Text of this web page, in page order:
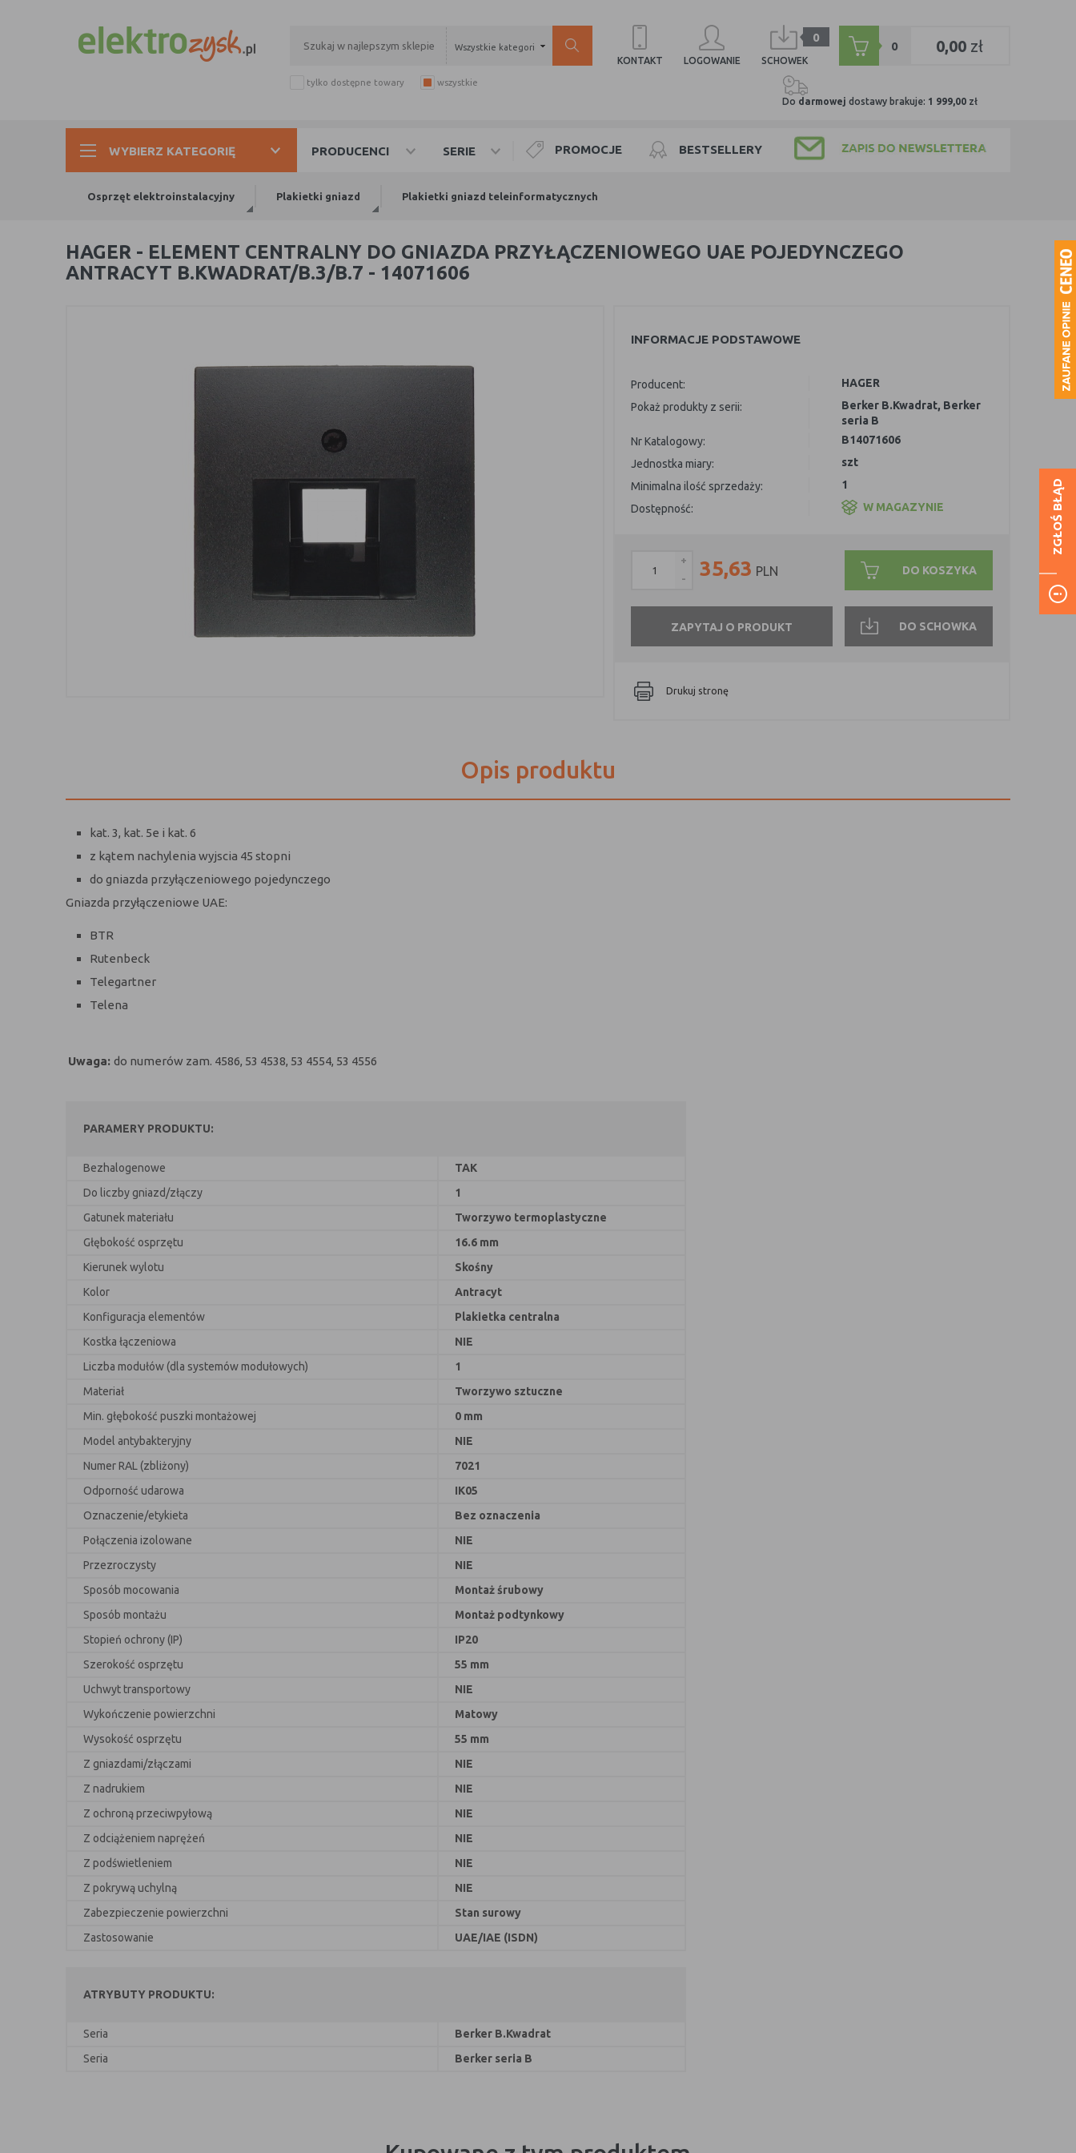
Wszystkie kategorie
tylko dostępne towary wszystkie
KONTAKT LOGOWANIE
0
SCHOWEK
0 0,00 zł
Do darmowej dostawy brakuje: 1 999,00 zł
WYBIERZ KATEGORIĘ PRODUCENCI SERIE PROMOCJE BESTSELLERY
Osprzęt elektroinstalacyjny Plakietki gniazd Plakietki gniazd teleinformatycznych
HAGER - ELEMENT CENTRALNY DO GNIAZDA PRZYŁĄCZENIOWEGO UAE POJEDYNCZEGO
ANTRACYT B.KWADRAT/B.3/B.7 - 14071606
INFORMACJE PODSTAWOWE
Producent:
HAGER
Pokaż produkty z serii:
Berker B.Kwadrat, Berker
seria B
Nr Katalogowy:
B14071606
Jednostka miary:
szt
Minimalna ilość sprzedaży:
1
Dostępność:
W MAGAZYNIE
-
+ 35,63 PLN DO KOSZYKA
ZAPYTAJ O PRODUKT DO SCHOWKA
Drukuj stronę
Opis produktu
kat. 3, kat. 5e i kat. 6
z kątem nachylenia wyjscia 45 stopni
do gniazda przyłączeniowego pojedynczego
Gniazda przyłączeniowe UAE:
BTR
Rutenbeck
Telegartner
Telena
Uwaga: do numerów zam. 4586, 53 4538, 53 4554, 53 4556
PARAMERY PRODUKTU:
Bezhalogenowe
TAK
Do liczby gniazd/złączy
1
Gatunek materiału
Tworzywo termoplastyczne
Głębokość osprzętu
16.6 mm
Kierunek wylotu
Skośny
Kolor
Antracyt
Konfiguracja elementów
Plakietka centralna
Kostka łączeniowa
NIE
Liczba modułów (dla systemów modułowych)
1
Materiał
Tworzywo sztuczne
Min. głębokość puszki montażowej
0 mm
Model antybakteryjny
NIE
Numer RAL (zbliżony)
7021
Odporność udarowa
IK05
Oznaczenie/etykieta
Bez oznaczenia
Połączenia izolowane
NIE
Przezroczysty
NIE
Sposób mocowania
Montaż śrubowy
Sposób montażu
Montaż podtynkowy
Stopień ochrony (IP)
IP20
Szerokość osprzętu
55 mm
Uchwyt transportowy
NIE
Wykończenie powierzchni
Matowy
Wysokość osprzętu
55 mm
Z gniazdami/złączami
NIE
Z nadrukiem
NIE
Z ochroną przeciwpyłową
NIE
Z odciążeniem naprężeń
NIE
Z podświetleniem
NIE
Z pokrywą uchylną
NIE
Zabezpieczenie powierzchni
Stan surowy
Zastosowanie
UAE/IAE (ISDN)
ATRYBUTY PRODUKTU:
Seria
Berker B.Kwadrat
Seria
Berker seria B
ZGŁOŚ BŁĄD